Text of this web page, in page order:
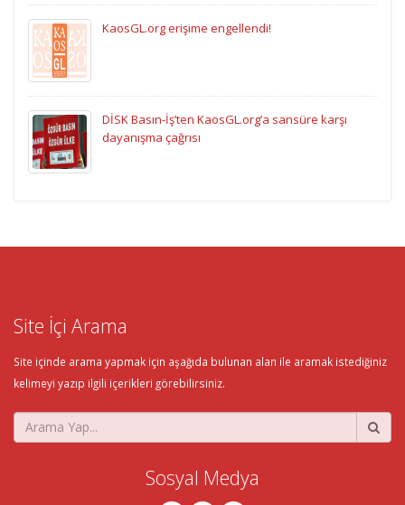
KaosGL.org erişime engellendi!
DİSK Basın-İş’ten KaosGL.org’a sansüre karşı
dayanışma çağrısı
Site İçi Arama
Site içinde arama yapmak için aşağıda bulunan alan ile aramak istediğiniz
kelimeyi yazıp ilgili içerikleri görebilirsiniz.
Sosyal Medya